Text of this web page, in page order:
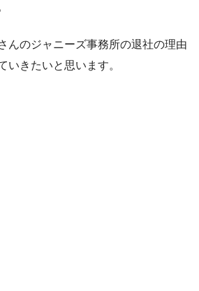
んのジャニーズ事務所の退社の理由
いきたいと思います。